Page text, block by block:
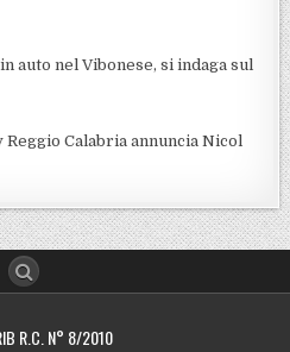
auto nel Vibonese, si indaga sul
Calabria annuncia Nicol
R.C. N° 8/2010